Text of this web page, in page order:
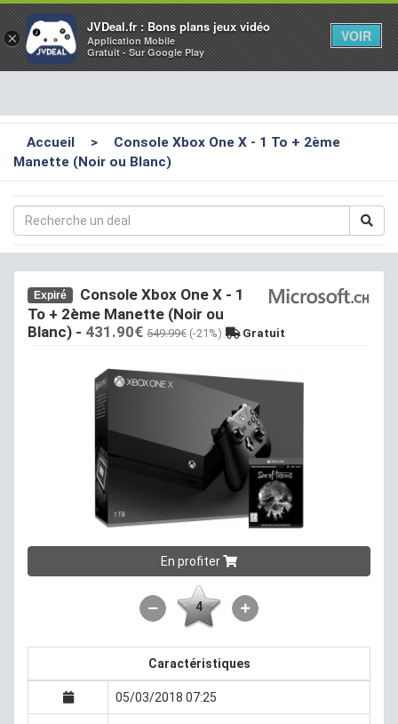
×
JVDeal.fr : Bons plans jeux vidéo
Application Mobile
Gratuit - Sur Google Play
VOIR
Accueil >
Console Xbox One X - 1 To + 2ème
Manette (Noir ou Blanc)
Expiré
Console Xbox One X - 1
To + 2ème Manette (Noir ou
Blanc) - 431.90€ 549.99€ (-21%) Gratuit
En profiter
4
Caractéristiques
05/03/2018 07:25